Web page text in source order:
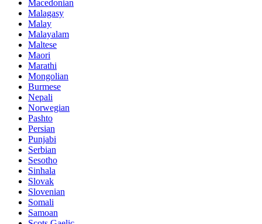
Macedonian
Malagasy
Malay
Malayalam
Maltese
Maori
Marathi
Mongolian
Burmese
Nepali
Norwegian
Pashto
Persian
Punjabi
Serbian
Sesotho
Sinhala
Slovak
Slovenian
Somali
Samoan